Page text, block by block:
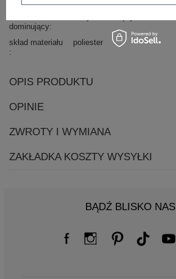
dominujący
skład materiału poliester
OPIS PRODUKTU
OPINIE
ZWROTY I WYMIANA
ZAKŁADKA KOSZTY WYSYŁKI
BĄDŹ BLISKO NAS